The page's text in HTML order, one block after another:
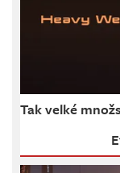
Tak velké